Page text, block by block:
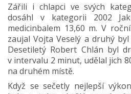
Zářili i chlapci ve svých
dosáhl v kategorii 2002
medicinbalem 13,60 m. V
zaujal Vojta Veselý a druhý
Desetiletý Robert Chlán byl
v intervalu 2 minut, udělal jich
na druhém místě.
Když se sečetly nejlepší